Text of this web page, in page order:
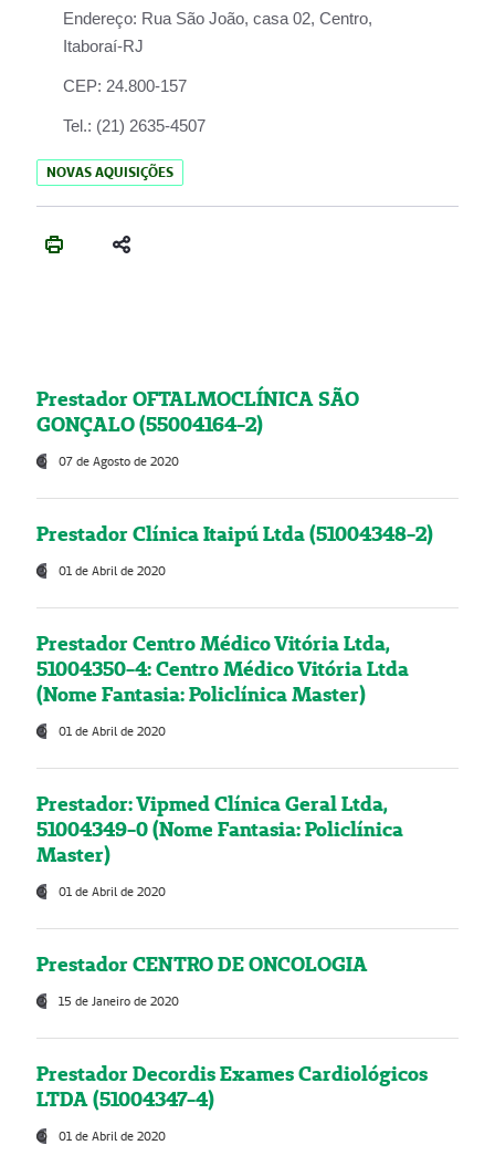
Endereço: Rua São João, casa 02, Centro,
Itaboraí-RJ
CEP: 24.800-157
Tel.: (21) 2635-4507
NOVAS AQUISIÇÕES
Prestador OFTALMOCLÍNICA SÃO
GONÇALO (55004164-2)
07 de Agosto de 2020
Prestador Clínica Itaipú Ltda (51004348-2)
01 de Abril de 2020
Prestador Centro Médico Vitória Ltda,
51004350-4: Centro Médico Vitória Ltda
(Nome Fantasia: Policlínica Master)
01 de Abril de 2020
Prestador: Vipmed Clínica Geral Ltda,
51004349-0 (Nome Fantasia: Policlínica
Master)
01 de Abril de 2020
Prestador CENTRO DE ONCOLOGIA
15 de Janeiro de 2020
Prestador Decordis Exames Cardiológicos
LTDA (51004347-4)
01 de Abril de 2020